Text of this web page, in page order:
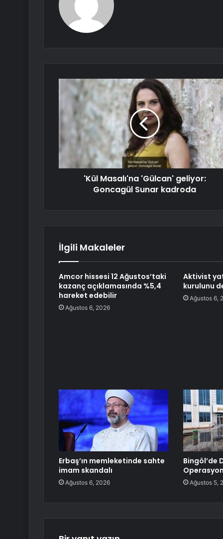
'Kül Masalı'na 'Gülcan' geliyor:
Goncagül Sunar kadroda
İlgili Makaleler
Amcor hissesi 12 Ağustos’taki
kazanç açıklamasında %5,4
hareket edebilir
Ağustos 6, 2026
Aktivist
kurulunu
Ağustos 6,
Erbaş’ın memleketinde sahte
imam skandalı
Ağustos 6, 2026
Bingöl’de
Ağustos 5,